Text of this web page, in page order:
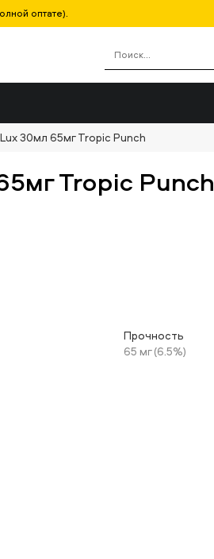
оптате).
30мл 65мг Tropic Punch
Tropic Punch
Прочность
65 мг (6.5%)